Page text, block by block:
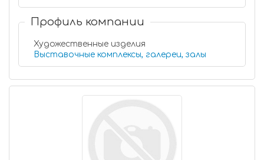
Профиль компании
Художественные изделия
Выставочные комплексы, галереи, залы